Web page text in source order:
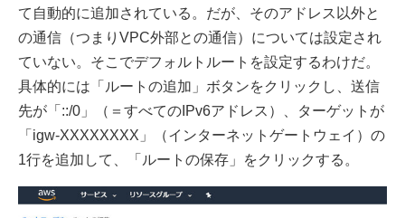
て自動的に追加されている。だが、そのアドレス以外と
の通信（つまりVPC外部との通信）については設定され
ていない。そこでデフォルトルートを設定するわけだ。
具体的には「ルートの追加」ボタンをクリックし、送信
先が「::/0」（＝すべてのIPv6アドレス）、ターゲットが
「igw-XXXXXXXX」（インターネットゲートウェイ）の
1行を追加して、「ルートの保存」をクリックする。